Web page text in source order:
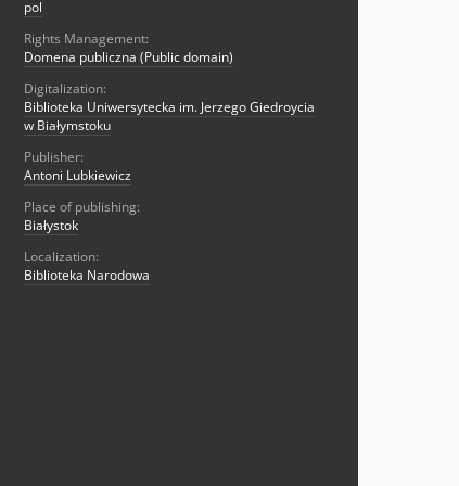
pol
Rights Management:
Domena publiczna (Public domain)
Digitalization:
Biblioteka Uniwersytecka im. Jerzego Giedroycia
w Białymstoku
Publisher:
Antoni Lubkiewicz
Place of publishing:
Białystok
Localization:
Biblioteka Narodowa